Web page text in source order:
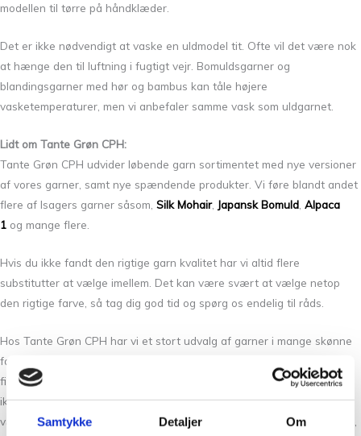
Samtykke Detaljer Om
modellen til tørre på håndklæder.
Det er ikke nødvendigt at vaske en uldmodel tit. Ofte vil det være nok
at hænge den til luftning i fugtigt vejr. Bomuldsgarner og
blandingsgarner med hør og bambus kan tåle højere
vasketemperaturer, men vi anbefaler samme vask som uldgarnet.
Lidt om Tante Grøn CPH:
Tante Grøn CPH udvider løbende garn sortimentet med nye versioner
af vores garner, samt nye spændende produkter. Vi føre blandt andet
flere af Isagers garner såsom, Silk Mohair, Japansk Bomuld Alpaca
1 og mange flere.
Hvis du ikke fandt den rigtige garn kvalitet har vi altid flere
substitutter at vælge imellem. Det kan være svært at vælge netop
den rigtige farve, så tag dig god tid og spørg os endelig til råds.
Hos Tante Grøn CPH har vi et stort udvalg af garner i mange skønne
farver. Så hvis du vil have syn for sagen og mærke garnet mellem
fingrene, så kom forbi vores butik på Christian Winthers Vej. Hvis du
ikke fandt den rigtige garn kvalitet har vi altid flere substituter at
vælge i mellem. Det kan være svært at vælge netop den rigtige farve,